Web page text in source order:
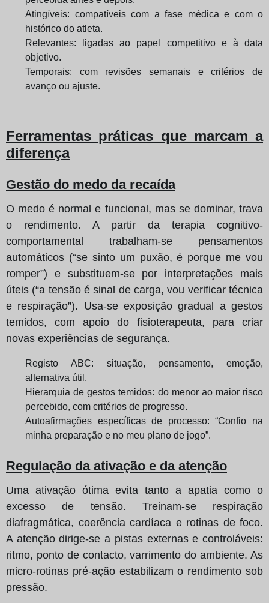
Atingíveis: compatíveis com a fase médica e com o
histórico do atleta.
Relevantes: ligadas ao papel competitivo e à data
objetivo.
Temporais: com revisões semanais e critérios de
avanço ou ajuste.
Ferramentas práticas que marcam a
diferença
Gestão do medo da recaída
O medo é normal e funcional, mas se dominar, trava
o rendimento. A partir da terapia cognitivo-
comportamental trabalham-se pensamentos
automáticos (“se sinto um puxão, é porque me vou
romper”) e substituem-se por interpretações mais
úteis (“a tensão é sinal de carga, vou verificar técnica
e respiração”). Usa-se exposição gradual a gestos
temidos, com apoio do fisioterapeuta, para criar
novas experiências de segurança.
Registo ABC: situação, pensamento, emoção,
alternativa útil.
Hierarquia de gestos temidos: do menor ao maior risco
percebido, com critérios de progresso.
Autoafirmações específicas de processo: “Confio na
minha preparação e no meu plano de jogo”.
Regulação da ativação e da atenção
Uma ativação ótima evita tanto a apatia como o
excesso de tensão. Treinam-se respiração
diafragmática, coerência cardíaca e rotinas de foco.
A atenção dirige-se a pistas externas e controláveis:
ritmo, ponto de contacto, varrimento do ambiente. As
micro-rotinas pré-ação estabilizam o rendimento sob
pressão.